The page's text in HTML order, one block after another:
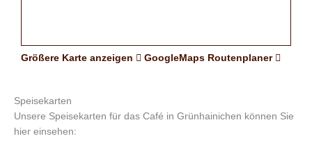
Größere Karte anzeigen GoogleMaps Routenplaner
Speisekarten
Unsere Speisekarten für das Café in Grünhainichen können Sie
hier einsehen: